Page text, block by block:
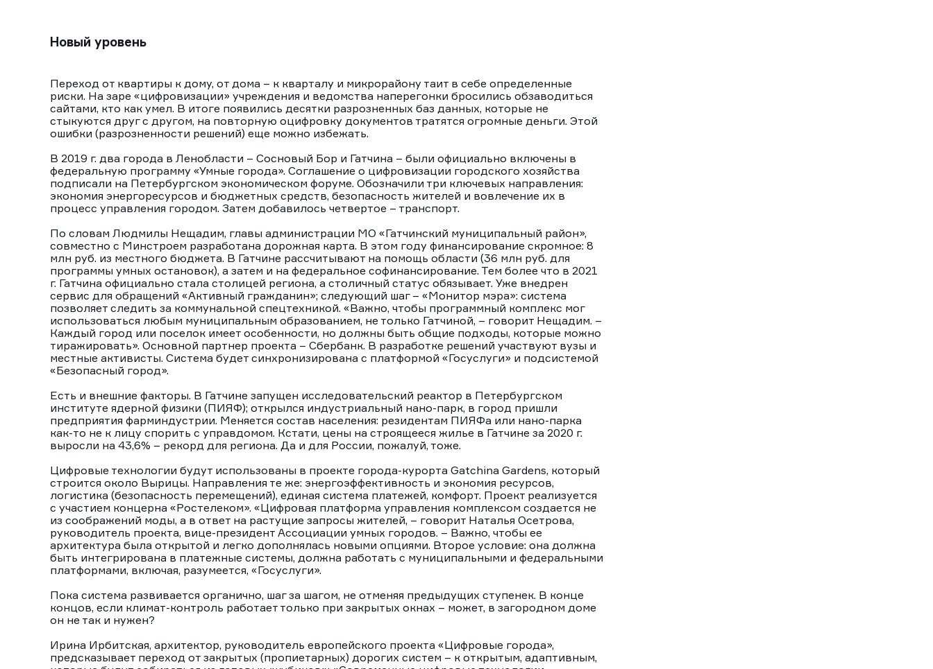
Новый уровень
Переход от квартиры к дому, от дома – к кварталу и микрорайону таит в себе определенные
риски. На заре «цифровизации» учреждения и ведомства наперегонки бросились обзаводиться
сайтами, кто как умел. В итоге появились десятки разрозненных баз данных, которые не
стыкуются друг с другом, на повторную оцифровку документов тратятся огромные деньги. Этой
ошибки (разрозненности решений) еще можно избежать.
В 2019 г. два города в Ленобласти – Сосновый Бор и Гатчина – были официально включены в
федеральную программу «Умные города». Соглашение о цифровизации городского хозяйства
подписали на Петербургском экономическом форуме. Обозначили три ключевых направления:
экономия энергоресурсов и бюджетных средств, безопасность жителей и вовлечение их в
процесс управления городом. Затем добавилось четвертое – транспорт.
По словам Людмилы Нещадим, главы администрации МО «Гатчинский муниципальный район»,
совместно с Минстроем разработана дорожная карта. В этом году финансирование скромное: 8
млн руб. из местного бюджета. В Гатчине рассчитывают на помощь области (36 млн руб. для
программы умных остановок), а затем и на федеральное софинансирование. Тем более что в 2021
г. Гатчина официально стала столицей региона, а столичный статус обязывает. Уже внедрен
сервис для обращений «Активный гражданин»; следующий шаг – «Монитор мэра»: система
позволяет следить за коммунальной спецтехникой. «Важно, чтобы программный комплекс мог
использоваться любым муниципальным образованием, не только Гатчиной, – говорит Нещадим. –
Каждый город или поселок имеет особенности, но должны быть общие подходы, которые можно
тиражировать». Основной партнер проекта – Сбербанк. В разработке решений участвуют вузы и
местные активисты. Система будет синхронизирована с платформой «Госуслуги» и подсистемой
«Безопасный город».
Есть и внешние факторы. В Гатчине запущен исследовательский реактор в Петербургском
институте ядерной физики (ПИЯФ); открылся индустриальный нано-парк, в город пришли
предприятия фарминдустрии. Меняется состав населения: резидентам ПИЯФа или нано-парка
как-то не к лицу спорить с управдомом. Кстати, цены на строящееся жилье в Гатчине за 2020 г.
выросли на 43,6% – рекорд для региона. Да и для России, пожалуй, тоже.
Цифровые технологии будут использованы в проекте города-курорта Gatchina Gardens, который
строится около Вырицы. Направления те же: энергоэффективность и экономия ресурсов,
логистика (безопасность перемещений), единая система платежей, комфорт. Проект реализуется
с участием концерна «Ростелеком». «Цифровая платформа управления комплексом создается не
из соображений моды, а в ответ на растущие запросы жителей, – говорит Наталья Осетрова,
руководитель проекта, вице-президент Ассоциации умных городов. – Важно, чтобы ее
архитектура была открытой и легко дополнялась новыми опциями. Второе условие: она должна
быть интегрирована в платежные системы, должна работать с муниципальными и федеральными
платформами, включая, разумеется, «Госуслуги».
Пока система развивается органично, шаг за шагом, не отменяя предыдущих ступенек. В конце
концов, если климат-контроль работает только при закрытых окнах – может, в загородном доме
он не так и нужен?
Ирина Ирбитская, архитектор, руководитель европейского проекта «Цифровые города»,
предсказывает переход от закрытых (пропиетарных) дорогих систем – к открытым, адаптивным,